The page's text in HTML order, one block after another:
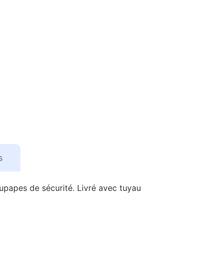
de sécurité. Livré avec tuyau